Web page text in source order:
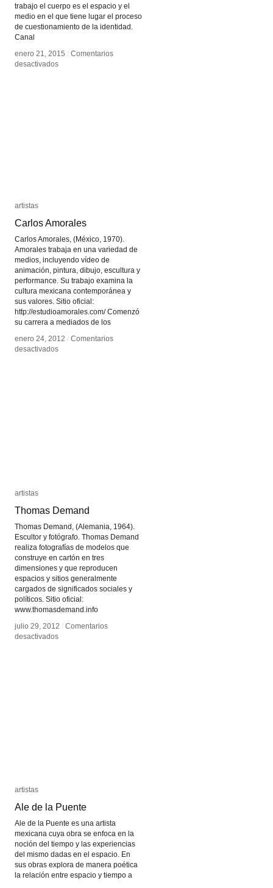
trabajo el cuerpo es el espacio y el
medio en el que tiene lugar el proceso
de cuestionamiento de la identidad.
Canal
enero 21, 2015 / Comentarios
desactivadosen
enero 21, 2015 / Comentarios
desactivadosen
artistas
Carlos Amorales
Carlos Amorales, (México, 1970).
Amorales trabaja en una variedad de
medios, incluyendo vídeo de
animación, pintura, dibujo, escultura y
performance. Su trabajo examina la
cultura mexicana contemporánea y
sus valores. Sitio oficial:
http://estudioamorales.com/ Comenzó
su carrera a mediados de los
enero 24, 2012 / Comentarios
desactivadosen
artistas
Carlos Amorales
enero 24, 2012 / Comentarios
desactivadosen
artistas
Thomas Demand
Thomas Demand, (Alemania, 1964).
Escultor y fotógrafo. Thomas Demand
realiza fotografías de modelos que
construye en cartón en tres
dimensiones y que reproducen
espacios y sitios generalmente
cargados de significados sociales y
políticos. Sitio oficial:
www.thomasdemand.info
julio 29, 2012 / Comentarios
desactivadosen
artistas
Thomas Demand
julio 29, 2012 / Comentarios
desactivadosen
artistas
Ale de la Puente
Ale de la Puente es una artista
mexicana cuya obra se enfoca en la
noción del tiempo y las experiencias
del mismo dadas en el espacio. En
sus obras explora de manera poética
la relación entre espacio y tiempo a
artistas
Ale de la Puente